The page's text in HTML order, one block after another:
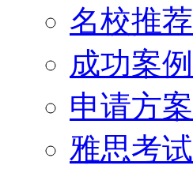
名校推荐
成功案例
申请方案
雅思考试